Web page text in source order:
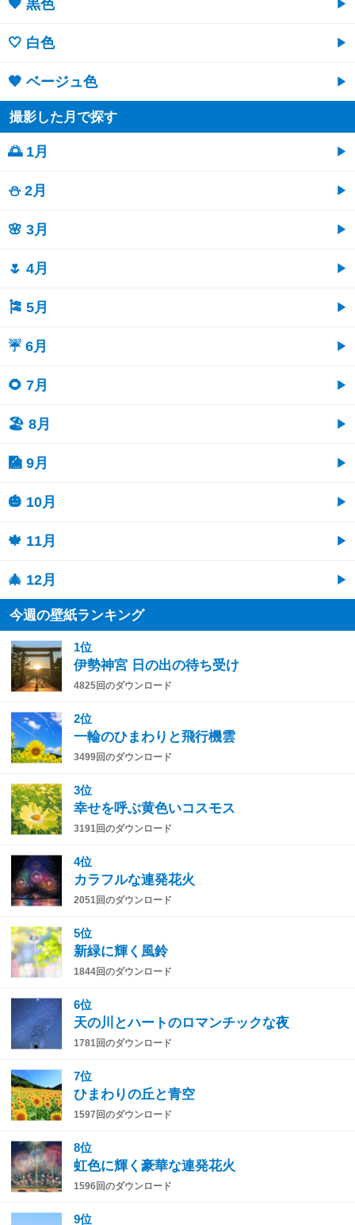
🖤 黒色
🤍 白色
🤎 ベージュ色
撮影した月で探す
🌅 1月
⛄ 2月
🌸 3月
🌷 4月
🎏 5月
☔ 6月
🌻 7月
🏖 8月
🎑 9月
🎃 10月
🍁 11月
🎄 12月
今週の壁紙ランキング
1位
伊勢神宮 日の出の待ち受け
4825回のダウンロード
2位
一輪のひまわりと飛行機雲
3499回のダウンロード
3位
幸せを呼ぶ黄色いコスモス
3191回のダウンロード
4位
カラフルな連発花火
2051回のダウンロード
5位
新緑に輝く風鈴
1844回のダウンロード
6位
天の川とハートのロマンチックな夜
1781回のダウンロード
7位
ひまわりの丘と青空
1597回のダウンロード
8位
虹色に輝く豪華な連発花火
1596回のダウンロード
9位